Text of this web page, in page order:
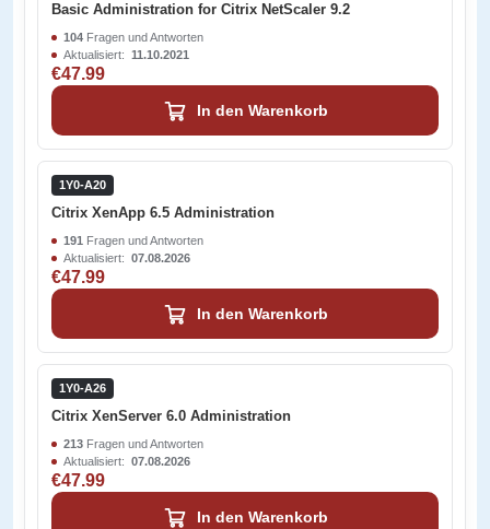
Basic Administration for Citrix NetScaler 9.2
104 Fragen und Antworten
Aktualisiert: 11.10.2021
€47.99
In den Warenkorb
1Y0-A20
Citrix XenApp 6.5 Administration
191 Fragen und Antworten
Aktualisiert: 07.08.2026
€47.99
In den Warenkorb
1Y0-A26
Citrix XenServer 6.0 Administration
213 Fragen und Antworten
Aktualisiert: 07.08.2026
€47.99
In den Warenkorb